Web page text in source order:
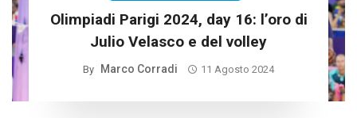
Olimpiadi Parigi 2024, day 16: l’oro di
Julio Velasco e del volley
By Marco Corradi 11 Agosto 2024